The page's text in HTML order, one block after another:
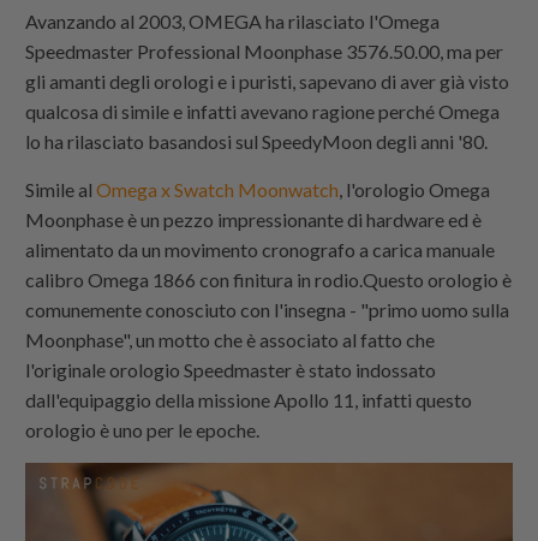
Avanzando al 2003, OMEGA ha rilasciato l'Omega
Speedmaster Professional Moonphase 3576.50.00, ma per
gli amanti degli orologi e i puristi, sapevano di aver già visto
qualcosa di simile e infatti avevano ragione perché Omega
lo ha rilasciato basandosi sul SpeedyMoon degli anni '80.
Simile alOmega x Swatch Moonwatch, l'orologio Omega
Moonphase è un pezzo impressionante di hardware ed è
alimentato da un movimento cronografo a carica manuale
calibro Omega 1866 con finitura in rodio.Questo orologio è
comunemente conosciuto con l'insegna - "primo uomo sulla
Moonphase", un motto che è associato al fatto che
l'originale orologio Speedmaster è stato indossato
dall'equipaggio della missione Apollo 11, infatti questo
orologio è uno per le epoche.